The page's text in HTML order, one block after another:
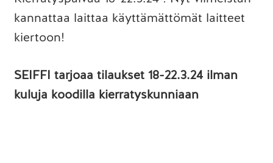
kannattaa laittaa käyttämättömät laitteet
kiertoon!
SEIFFI tarjoaa tilaukset 18-22.3.24 ilman
kuluja koodilla kierratyskunniaan